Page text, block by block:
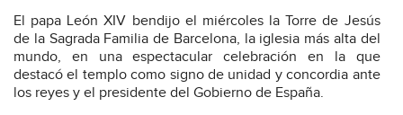
El papa León XIV bendijo el miércoles la Torre de Jesús
de la Sagrada Familia de Barcelona, la iglesia más alta del
mundo, en una espectacular celebración en la que
destacó el templo como signo de unidad y concordia ante
los reyes y el presidente del Gobierno de España.